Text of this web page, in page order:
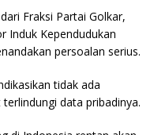
Fraksi Partai Golkar,
Induk Kependudukan
persoalan serius.
tidak ada
data pribadinya.